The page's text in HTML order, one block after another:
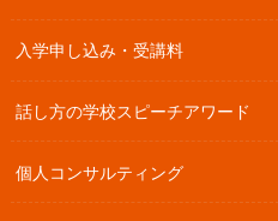
入学申し込み・受講料
話し方の学校スピーチアワード
個人コンサルティング